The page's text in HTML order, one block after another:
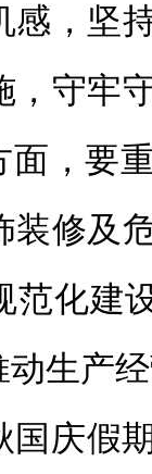
感，坚
，守牢
面，要
装修及
化建
生产
国庆假